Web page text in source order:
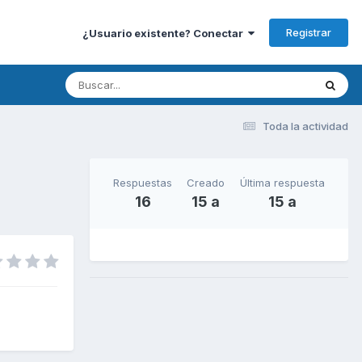
¿Usuario existente? Conectar Registrar
Toda la actividad
Respuestas
16
Creado
15 a
Última respuesta
15 a